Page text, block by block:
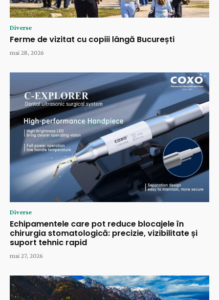
Diverse
Ferme de vizitat cu copiii lângă București
mai 28, 2026
Diverse
Echipamentele care pot reduce blocajele în
chirurgia stomatologică: precizie, vizibilitate și
suport tehnic rapid
mai 27, 2026